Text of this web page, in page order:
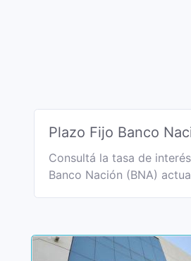
Plazo Fijo Banco
Consultá la tasa de
Banco Nación (BNA)